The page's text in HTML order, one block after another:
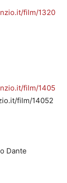
film/1320
film/1405
film/14052
Dante